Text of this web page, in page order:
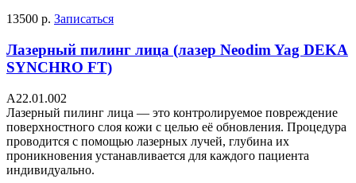
13500 р. Записаться
Лазерный пилинг лица (лазер Neodim Yag DEKA
SYNCHRO FT)
A22.01.002
Лазерный пилинг лица — это контролируемое повреждение
поверхностного слоя кожи с целью её обновления. Процедура
проводится с помощью лазерных лучей, глубина их
проникновения устанавливается для каждого пациента
индивидуально.